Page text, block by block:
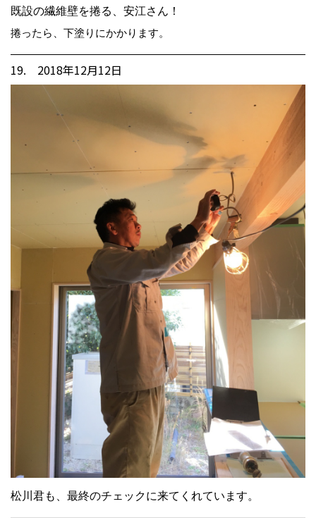
既設の繊維壁を捲る、安江さん！
捲ったら、下塗りにかかります。
19. 2018年12月12日
松川君も、最終のチェックに来てくれています。